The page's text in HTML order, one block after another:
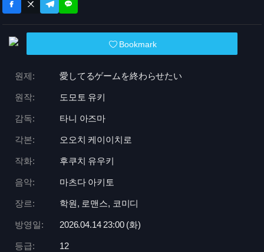
Bookmark
원제: 愛してるゲームを終わらせたい
원작: 도모토 유키
감독: 타니 아즈마
각본: 오오치 케이이치로
작화: 후쿠치 유우키
음악: 마츠다 아키토
장르: 학원, 로맨스, 코미디
방영일: 2026.04.14 23:00 (화)
등급: 12